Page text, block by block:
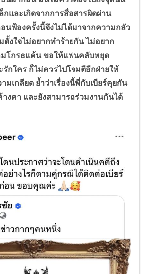
กและเกิดจากการสื่อสารผิดผ่าน
นฟ้องครั้งนี้จึงไม่ได้มาจากความกลัว
ตั้งใจไม่อยากทำร้ายกัน ไม่อยาก
มโกรธแค้น ขอให้แฟนคลับหยุด
รักใคร ก็ไม่ควรไปโจมตีอีกฝ่ายให้
มเกลียด ย้ำว่าเรื่องนี้พี่กับเบียร์คุยกัน
งคา และยังสามารถร่วมงานกันได้